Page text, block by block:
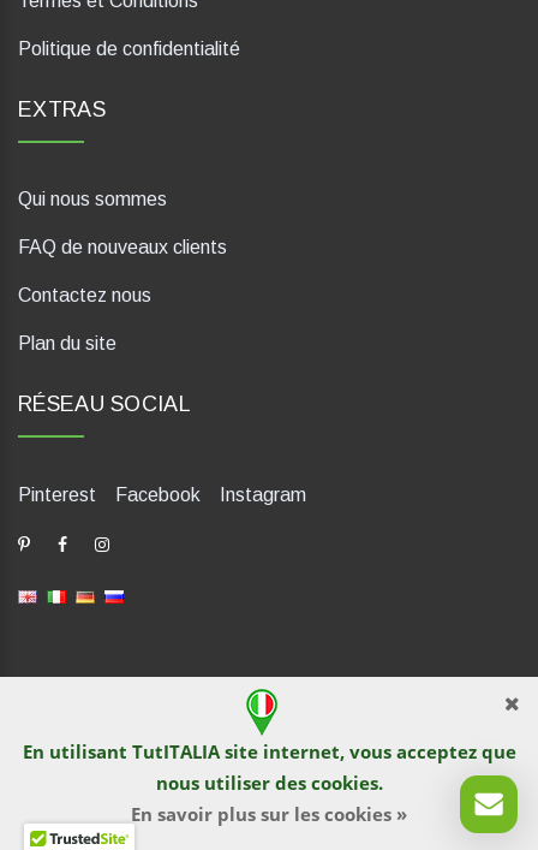
En utilisant TutITALIA site internet, vous acceptez que
nous utiliser des cookies.
En savoir plus sur les cookies »
Politique de confidentialité
EXTRAS
Qui nous sommes
FAQ de nouveaux clients
Contactez nous
Plan du site
RÉSEAU SOCIAL
Pinterest Facebook Instagram
dP Motion Media. Via La Piana 430, 47835 Saludecio (RN), Italia.
Numero REA: RN410802. P.IVA: 04421580400. Tel +39 0541
1480041
© TutITALIA 2013-2026. L`impression et la copie de textes et de
documents graphiques sont interdites par les propriétaires de
sites. La violation est poursuivie en vertu de la loi.